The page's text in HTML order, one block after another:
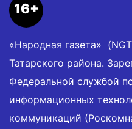
16+
«Народная газета»
Татарского района.
Федеральной службой
информационных
коммуникаций